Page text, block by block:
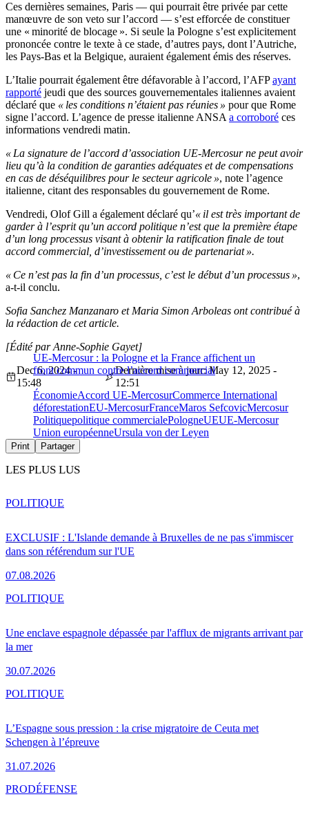
Ces dernières semaines, Paris — qui pourrait être privée par cette
manœuvre de son veto sur l’accord — s’est efforcée de constituer
une « minorité de blocage ». Si seule la Pologne s’est explicitement
prononcée contre le texte à ce stade, d’autres pays, dont l’Autriche,
les Pays-Bas et la Belgique, auraient également émis des réserves.
L’Italie pourrait également être défavorable à l’accord, l’AFPayant
rapporté jeudi que des sources gouvernementales italiennes avaient
déclaré que « les conditions n’étaient pas réunies » pour que Rome
signe l’accord. L’agence de presse italienne ANSA a corroboré ces
informations vendredi matin.
« La signature de l’accord d’association UE-Mercosur ne peut avoir
lieu qu’à la condition de garanties adéquates et de compensations
en cas de déséquilibres pour le secteur agricole », note l’agence
italienne, citant des responsables du gouvernement de Rome.
Vendredi, Olof Gill a également déclaré qu’« il est très important de
garder à l’esprit qu’un accord politique n’est que la première étape
d’un long processus visant à obtenir la ratification finale de tout
accord commercial, d’investissement ou de partenariat ».
« Ce n’est pas la fin d’un processus, c’est le début d’un processus »,
a-t-il conclu.
Sofia Sanchez Manzanaro et Maria Simon Arboleas ont contribué à
la rédaction de cet article.
UE-Mercosur : la Pologne et la France affichent un
front commun contre l’accord commercial
[Édité par Anne-Sophie Gayet]
Dec 6, 2024 -
15:48
Dernière mise à jour: May 12, 2025 -
12:51
ÉconomieAccord UE-MercosurCommerce International
déforestationEU-MercosurFranceMaros SefcovicMercosur
Politiquepolitique commercialePologneUEUE-Mercosur
Union européenneUrsula von der Leyen
Print Partager
LES PLUS LUS
EXCLUSIF : L'Islande demande à Bruxelles de ne pas s'immiscer
dans son référendum sur l'UE
07.08.2026
POLITIQUE
Une enclave espagnole dépassée par l'afflux de migrants arrivant par
la mer
30.07.2026
POLITIQUE
L’Espagne sous pression : la crise migratoire de Ceuta met
Schengen à l’épreuve
31.07.2026
POLITIQUE
PRODÉFENSE